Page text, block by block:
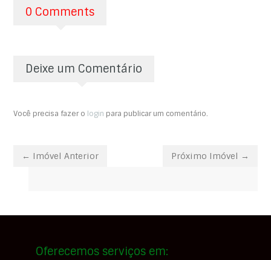
0 Comments
Deixe um Comentário
Você precisa fazer o login para publicar um comentário.
← Imóvel Anterior Próximo Imóvel →
Oferecemos serviços em: